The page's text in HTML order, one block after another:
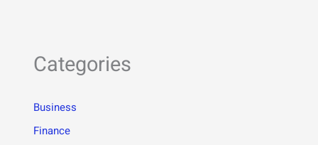
Categories
Business
Finance